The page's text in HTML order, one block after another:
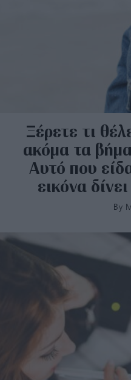
Ξέρετε τι
ακόμα τα
Αυτό που
εικόνα
By